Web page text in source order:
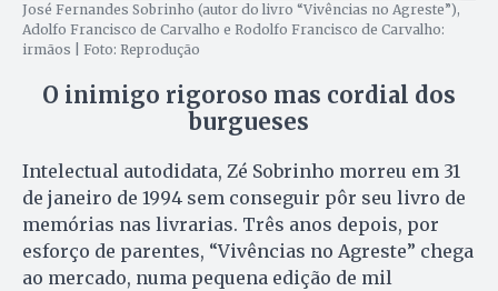
José Fernandes Sobrinho (autor do livro “Vivências no Agreste”),
Adolfo Francisco de Carvalho e Rodolfo Francisco de Carvalho:
irmãos | Foto: Reprodução
O inimigo rigoroso mas cordial dos
burgueses
Intelectual autodidata, Zé Sobrinho morreu em 31
de janeiro de 1994 sem conseguir pôr seu livro de
memórias nas livrarias. Três anos depois, por
esforço de parentes, “Vivências no Agreste” chega
ao mercado, numa pequena edição de mil